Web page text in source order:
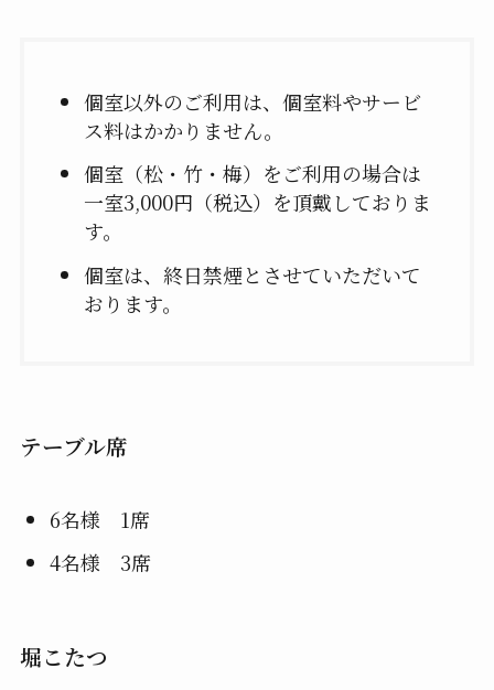
個室以外のご利用は、個室料やサービ
ス料はかかりません。
個室（松・竹・梅）をご利用の場合は
一室3,000円（税込）を頂戴しておりま
す。
個室は、終日禁煙とさせていただいて
おります。
テーブル席
6名様 1席
4名様 3席
堀こたつ